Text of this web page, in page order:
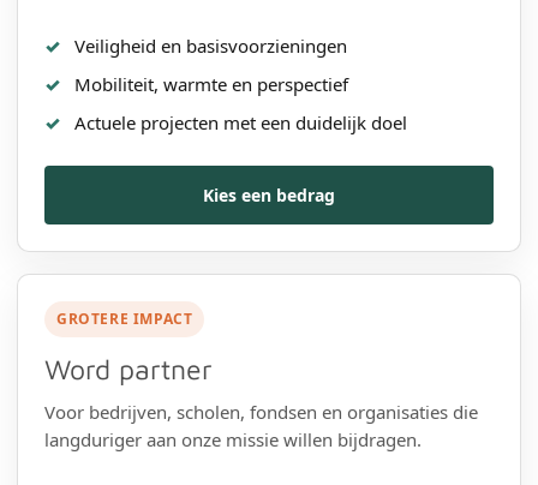
Veiligheid en basisvoorzieningen
Mobiliteit, warmte en perspectief
Actuele projecten met een duidelijk doel
Kies een bedrag
GROTERE IMPACT
Word partner
Voor bedrijven, scholen, fondsen en organisaties die
langduriger aan onze missie willen bijdragen.